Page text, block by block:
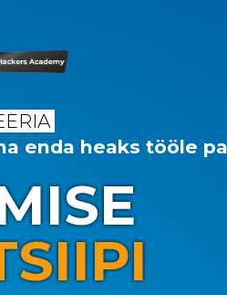
enda heaks tööle